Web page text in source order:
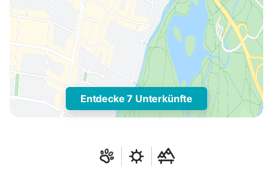
Entdecke 7 Unterkünfte